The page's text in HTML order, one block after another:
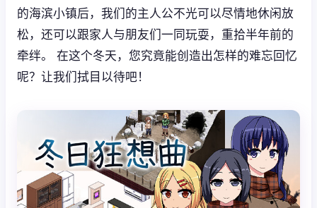
的海滨小镇后，我们的主人公不光可以尽情地休闲放
松，还可以跟家人与朋友们一同玩耍，重拾半年前的
牵绊。 在这个冬天，您究竟能创造出怎样的难忘回忆
呢？让我们拭目以待吧！